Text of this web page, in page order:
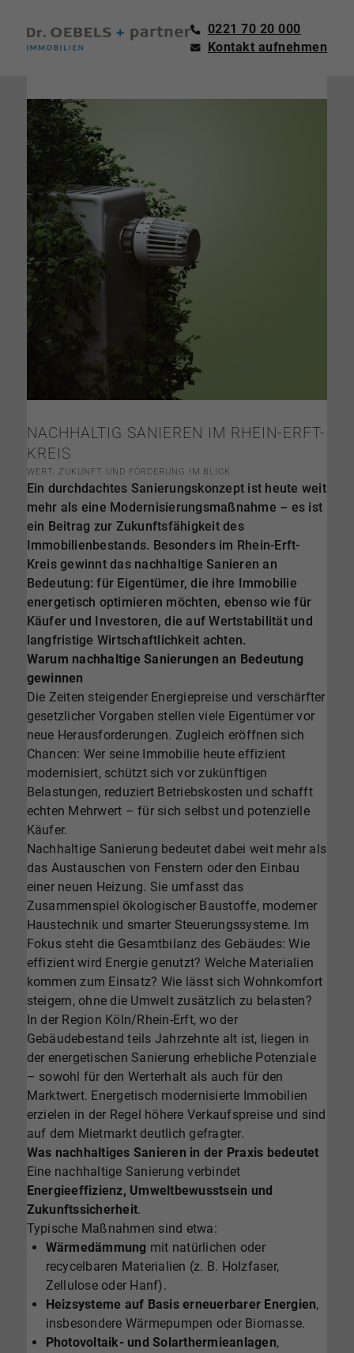
0221 70 20 000
Kontakt aufnehmen
NACHHALTIG SANIEREN IM RHEIN-ERFT-
KREIS
WERT, ZUKUNFT UND FÖRDERUNG IM BLICK
Ein durchdachtes Sanierungskonzept ist heute weit
mehr als eine Modernisierungsmaßnahme – es ist
ein Beitrag zur Zukunftsfähigkeit des
Immobilienbestands. Besonders im Rhein-Erft-
Kreis gewinnt das nachhaltige Sanieren an
Bedeutung: für Eigentümer, die ihre Immobilie
energetisch optimieren möchten, ebenso wie für
Käufer und Investoren, die auf Wertstabilität und
langfristige Wirtschaftlichkeit achten.
Warum nachhaltige Sanierungen an Bedeutung
gewinnen
Die Zeiten steigender Energiepreise und verschärfter
gesetzlicher Vorgaben stellen viele Eigentümer vor
neue Herausforderungen. Zugleich eröffnen sich
Chancen: Wer seine Immobilie heute effizient
modernisiert, schützt sich vor zukünftigen
Belastungen, reduziert Betriebskosten und schafft
echten Mehrwert – für sich selbst und potenzielle
Käufer.
Nachhaltige Sanierung bedeutet dabei weit mehr als
das Austauschen von Fenstern oder den Einbau
einer neuen Heizung. Sie umfasst das
Zusammenspiel ökologischer Baustoffe, moderner
Haustechnik und smarter Steuerungssysteme. Im
Fokus steht die Gesamtbilanz des Gebäudes: Wie
effizient wird Energie genutzt? Welche Materialien
kommen zum Einsatz? Wie lässt sich Wohnkomfort
steigern, ohne die Umwelt zusätzlich zu belasten?
In der Region Köln/Rhein-Erft, wo der
Gebäudebestand teils Jahrzehnte alt ist, liegen in
der energetischen Sanierung erhebliche Potenziale
– sowohl für den Werterhalt als auch für den
Marktwert. Energetisch modernisierte Immobilien
erzielen in der Regel höhere Verkaufspreise und sind
auf dem Mietmarkt deutlich gefragter.
Was nachhaltiges Sanieren in der Praxis bedeutet
Eine nachhaltige Sanierung verbindet
Energieeffizienz, Umweltbewusstsein und
Zukunftssicherheit.
Typische Maßnahmen sind etwa:
Wärmedämmung mit natürlichen oder
recycelbaren Materialien (z. B. Holzfaser,
Zellulose oder Hanf).
Heizsysteme auf Basis erneuerbarer Energien,
insbesondere Wärmepumpen oder Biomasse.
Photovoltaik- und Solarthermieanlagen,